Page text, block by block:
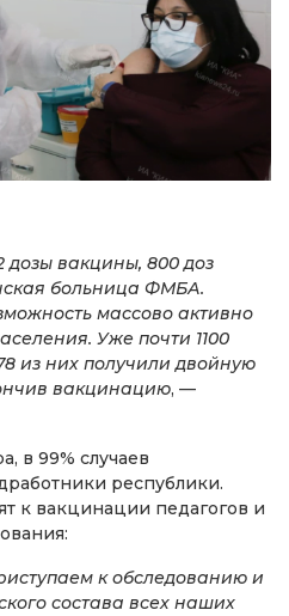
вакцины, 800 доз
больница ФМБА.
массово активно
Уже почти 1100
из них получили двойную
вакцинацию, —
в 99% случаев
республики.
к вакцинации педагогов и
к обследованию и
состава всех наших